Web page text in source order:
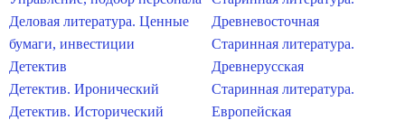
Деловая литература. Ценные
бумаги, инвестиции
Детектив
Детектив. Иронический
Детектив. Исторический
Древневосточная
Старинная литература.
Древнерусская
Старинная литература.
Европейская